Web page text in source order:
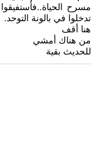
مسرح
تدخلوا في بالونة التوحد.
هنا أقف
من هناك أمشي
للحديث بقية